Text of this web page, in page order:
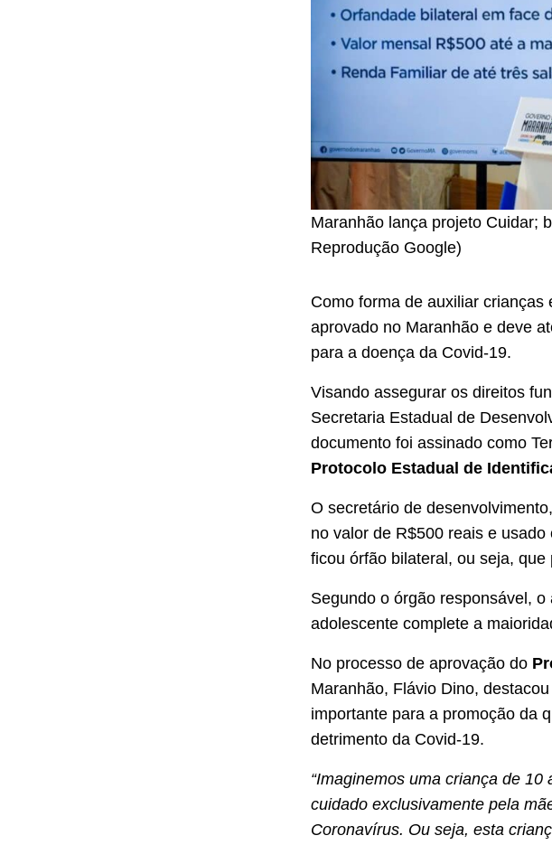
Maranhão lança projeto Cuidar;
Reprodução Google)
Como forma de auxiliar crianças
aprovado no Maranhão e deve
para a doença da Covid-19.
Visando assegurar os direitos
Secretaria Estadual de
documento foi assinado como
Protocolo Estadual de
O secretário de desenvolvimento,
no valor de R$500 reais e
ficou órfão bilateral, ou seja,
Segundo o órgão responsável,
adolescente complete a
No processo de aprovação do
Maranhão, Flávio Dino,
importante para a promoção da
detrimento da Covid-19.
“Imaginemos uma criança de
cuidado exclusivamente pela
Coronavírus. Ou seja, esta